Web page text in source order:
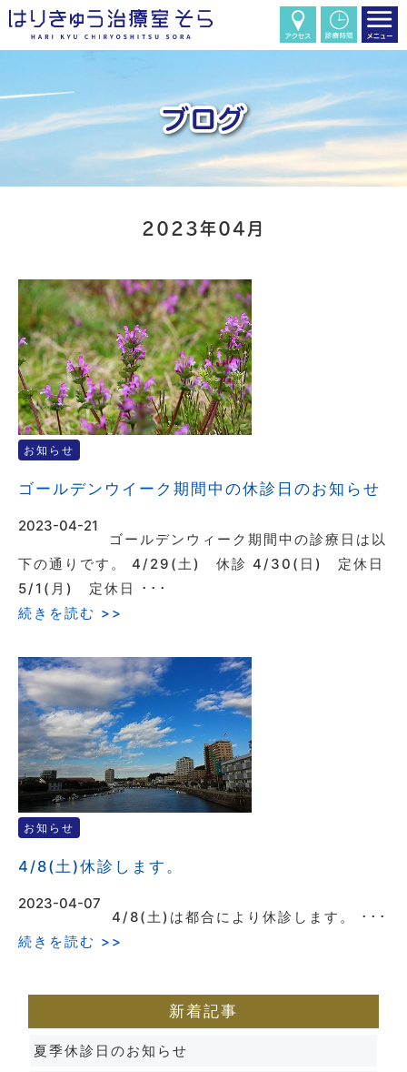
2023年04月
お知らせ
ゴールデンウイーク期間中の休診日のお知らせ
2023-04-21
ゴールデンウィーク期間中の診療日は以
下の通りです。 4/29(土) 休診 4/30(日) 定休日
5/1(月) 定休日 ･･･
続きを読む >>
お知らせ
4/8(土)休診します。
2023-04-07
4/8(土)は都合により休診します。 ･･･
続きを読む >>
新着記事
夏季休診日のお知らせ